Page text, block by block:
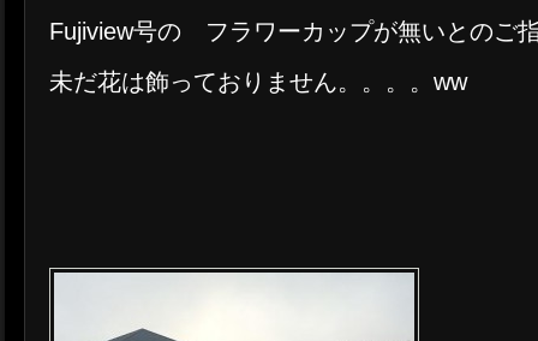
Fujiview号の フラワーカップが無いとのご
未だ花は飾っておりません。。。。ww